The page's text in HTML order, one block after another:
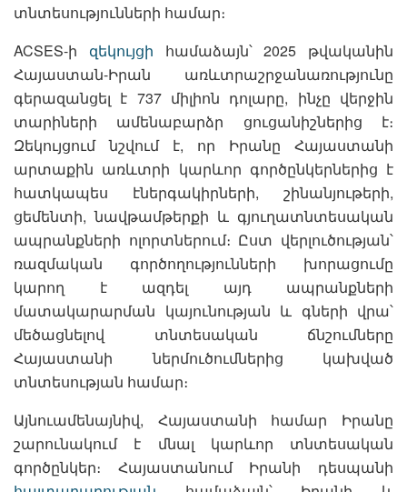
տնտեսությունների համար։
ACSES-ի զեկույցի համաձայն՝ 2025 թվականին
Հայաստան-Իրան առևտրաշրջանառությունը
գերազանցել է 737 միլիոն դոլարը, ինչը վերջին
տարիների ամենաբարձր ցուցանիշներից է։
Զեկույցում նշվում է, որ Իրանը Հայաստանի
արտաքին առևտրի կարևոր գործընկերներից է
հատկապես էներգակիրների, շինանյութերի,
ցեմենտի, նավթամթերքի և գյուղատնտեսական
ապրանքների ոլորտներում։ Ըստ վերլուծության՝
ռազմական գործողությունների խորացումը
կարող է ազդել այդ ապրանքների
մատակարարման կայունության և գների վրա՝
մեծացնելով տնտեսական ճնշումները
Հայաստանի ներմուծումներից կախված
տնտեսության համար։
Այնուամենայնիվ, Հայաստանի համար Իրանը
շարունակում է մնալ կարևոր տնտեսական
գործընկեր։ Հայաստանում Իրանի դեսպանի